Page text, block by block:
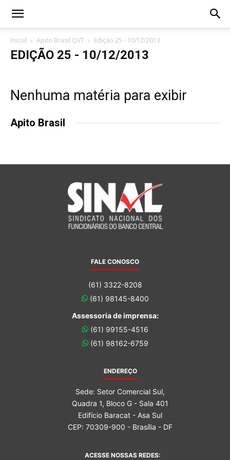
Inicial Apito Brasil QVT Edição 25 - 10/12/2013
EDIÇÃO 25 - 10/12/2013
Nenhuma matéria para exibir
Apito Brasil
FALE CONOSCO
(61) 3322-8208
(61) 98145-8400
Assessoria de imprensa:
(61) 99155-4516
(61) 98162-6759
ENDEREÇO
Sede: Setor Comercial Sul,
Quadra 1, Bloco G - Sala 401
Edifício Baracat - Asa Sul
CEP: 70309-900 - Brasília - DF
ACESSE NOSSAS REDES: